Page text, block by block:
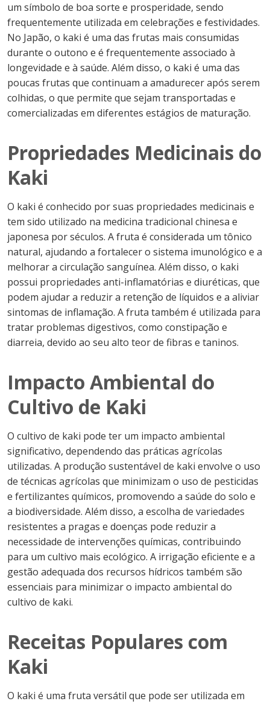
um símbolo de boa sorte e prosperidade, sendo
frequentemente utilizada em celebrações e festividades.
No Japão, o kaki é uma das frutas mais consumidas
durante o outono e é frequentemente associado à
longevidade e à saúde. Além disso, o kaki é uma das
poucas frutas que continuam a amadurecer após serem
colhidas, o que permite que sejam transportadas e
comercializadas em diferentes estágios de maturação.
Propriedades Medicinais do
Kaki
O kaki é conhecido por suas propriedades medicinais e
tem sido utilizado na medicina tradicional chinesa e
japonesa por séculos. A fruta é considerada um tônico
natural, ajudando a fortalecer o sistema imunológico e a
melhorar a circulação sanguínea. Além disso, o kaki
possui propriedades anti-inflamatórias e diuréticas, que
podem ajudar a reduzir a retenção de líquidos e a aliviar
sintomas de inflamação. A fruta também é utilizada para
tratar problemas digestivos, como constipação e
diarreia, devido ao seu alto teor de fibras e taninos.
Impacto Ambiental do
Cultivo de Kaki
O cultivo de kaki pode ter um impacto ambiental
significativo, dependendo das práticas agrícolas
utilizadas. A produção sustentável de kaki envolve o uso
de técnicas agrícolas que minimizam o uso de pesticidas
e fertilizantes químicos, promovendo a saúde do solo e
a biodiversidade. Além disso, a escolha de variedades
resistentes a pragas e doenças pode reduzir a
necessidade de intervenções químicas, contribuindo
para um cultivo mais ecológico. A irrigação eficiente e a
gestão adequada dos recursos hídricos também são
essenciais para minimizar o impacto ambiental do
cultivo de kaki.
Receitas Populares com
Kaki
O kaki é uma fruta versátil que pode ser utilizada em